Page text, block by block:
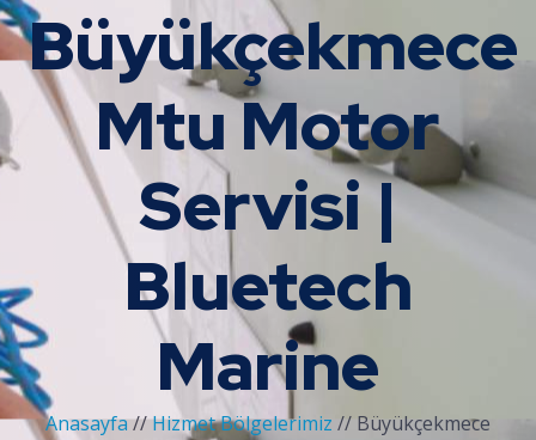
Büyükçekmece
Mtu Motor
Servisi |
Bluetech
Marine
Anasayfa//Hizmet Bölgelerimiz // Büyükçekmece